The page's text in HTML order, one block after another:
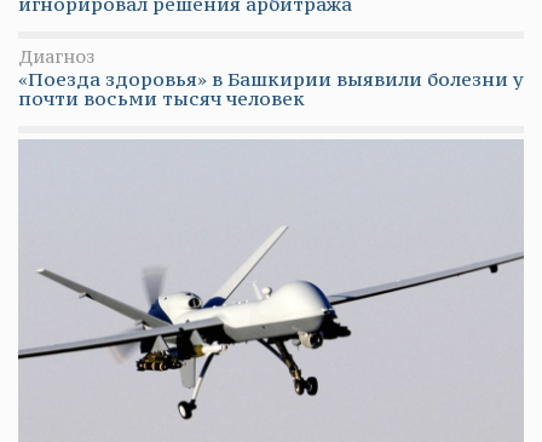
Диагноз
«Поезда здоровья» в Башкирии выявили болезни у
почти восьми тысяч человек